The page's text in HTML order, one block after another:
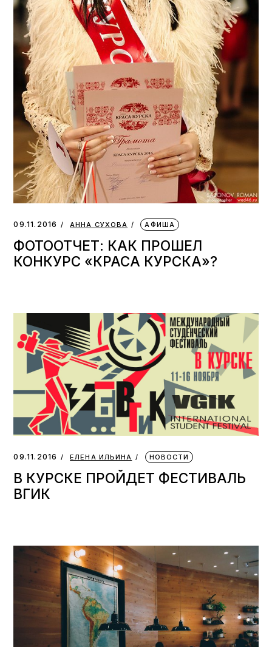
09.11.2016 АННА СУХОВА АФИША
ФОТООТЧЕТ: КАК ПРОШЕЛ
КОНКУРС «КРАСА КУРСКА»?
09.11.2016 ЕЛЕНА ИЛЬИНА НОВОСТИ
В КУРСКЕ ПРОЙДЕТ ФЕСТИВАЛЬ
ВГИК